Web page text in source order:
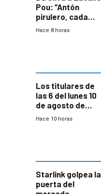
Pou: “Antón
pirulero, cada
cuál atiende su
Hace 8 horas
Los titulares de
las 6 del lunes 10
de agosto de
2026
Hace 10 horas
Starlink golpea la
puerta del